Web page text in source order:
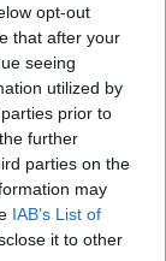
opt-out
that after your
seeing
utilized by
prior to
further
parties on the
may
IAB’s List of
it to other
Στις
ο
Τιμών, με
- 13:13